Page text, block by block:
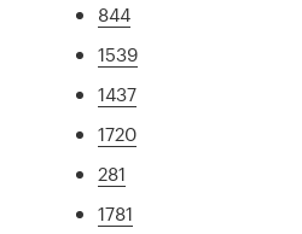
844
1539
1437
1720
281
1781